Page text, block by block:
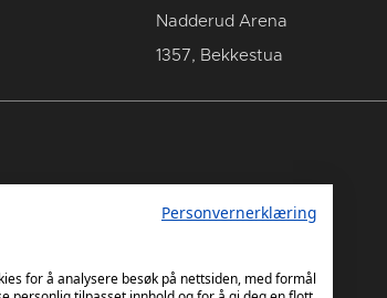
Nadderud Arena
1357, Bekkestua
Personvernerklæring
for å analysere besøk på nettsiden, med formål